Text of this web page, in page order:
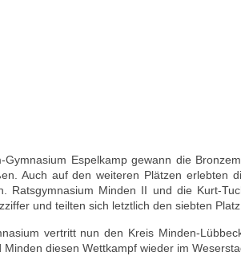
Gymnasium Espelkamp gewann die
Auch auf den weiteren Plätzen erlebten
Ratsgymnasium Minden II und die Kurt-
und teilten sich letztlich den siebten
vertritt nun den Kreis Minden-
Minden diesen Wettkampf wieder im